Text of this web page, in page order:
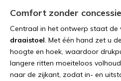
Comfort zonder
Centraal in het ontwerp staat de
draaistoel. Met één hand zet u de
hoogte en hoek, waardoor
langere ritten moeiteloos
naar de zijkant, zodat in- en